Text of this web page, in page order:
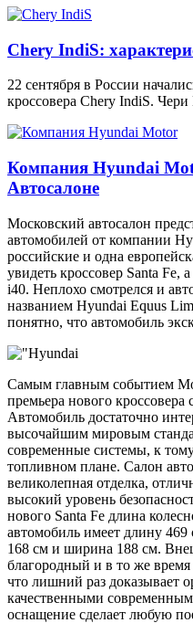
Chery IndiS:
22 сентября в России
кроссовера Chery IndiS.
Компания Hyundai
Автосалоне
Московский автосалон
автомобилей от компании
российские и одна
увидеть кроссовер Santa Fe,
i40. Неплохо смотрелся и
названием Hyundai Equus
понятно, что автомобиль
Самым главным событием
премьера нового кроссовера
Автомобиль достаточно
высочайшим мировым
современные системы, к
топливном плане. Салон
великолепная отделка,
высокий уровень
нового Santa Fe длина
автомобиль имеет длину 469
168 см и ширина 188 см.
благородный и в то же
что лишний раз доказывает
качественными
оснащение сделает любую